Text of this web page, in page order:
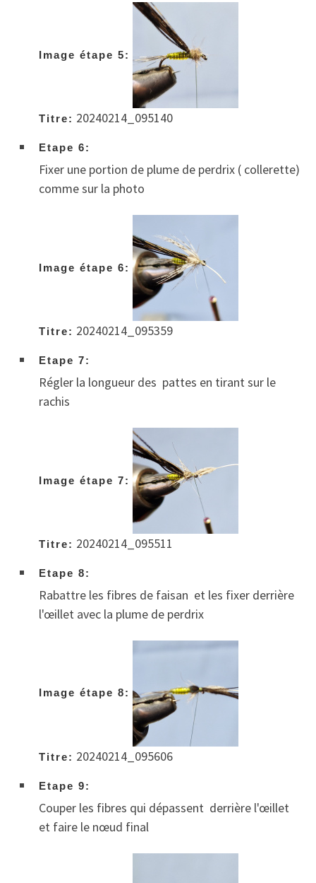
Image étape 5:
Titre: 20240214_095140
Etape 6:
Fixer une portion de plume de perdrix ( collerette)
comme sur la photo
Image étape 6:
Titre: 20240214_095359
Etape 7:
Régler la longueur des pattes en tirant sur le
rachis
Image étape 7:
Titre: 20240214_095511
Etape 8:
Rabattre les fibres de faisan et les fixer derrière
l'œillet avec la plume de perdrix
Image étape 8:
Titre: 20240214_095606
Etape 9:
Couper les fibres qui dépassent derrière l'œillet
et faire le nœud final